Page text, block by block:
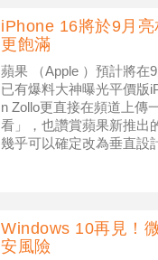
iPhone 16將於9月
更飽滿
蘋果 （Apple ）預計將在
已有爆料大神曝光平價版
n Zollo更直接在頻道上傳
看」，也讚賞蘋果新推出
幾乎可以確定改為垂直設
Windows 10再見！
安風險